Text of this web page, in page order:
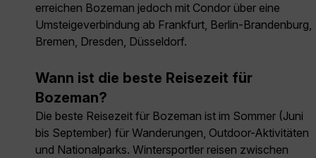
erreichen Bozeman jedoch mit Condor über eine
Umsteigeverbindung ab Frankfurt, Berlin-Brandenburg,
Bremen, Dresden, Düsseldorf.
Wann ist die beste Reisezeit für
Bozeman?
Die beste Reisezeit für Bozeman ist im Sommer (Juni
bis September) für Wanderungen, Outdoor-Aktivitäten
und Nationalparks. Wintersportler reisen zwischen